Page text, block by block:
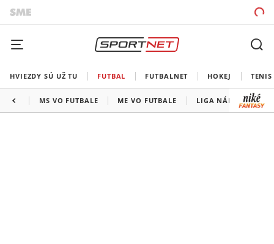
HVIEZDY SÚ UŽ TU FUTBAL FUTBALNET HOKEJ TENIS
MS VO FUTBALE ME VO FUTBALE LIGA NÁRODOV